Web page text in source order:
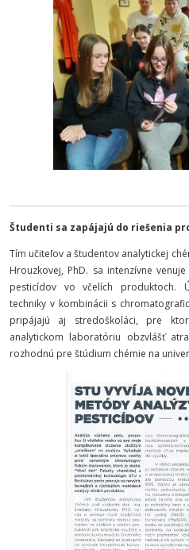
Študenti sa zapájajú do riešenia
Tím učiteľov a študentov analytickej
Hrouzkovej, PhD. sa intenzívne
pesticídov vo včelích produktoch.
techniky v kombinácii s
pripájajú aj stredoškoláci, pre
analytickom laboratóriu obzvlášť
rozhodnú pre štúdium chémie na